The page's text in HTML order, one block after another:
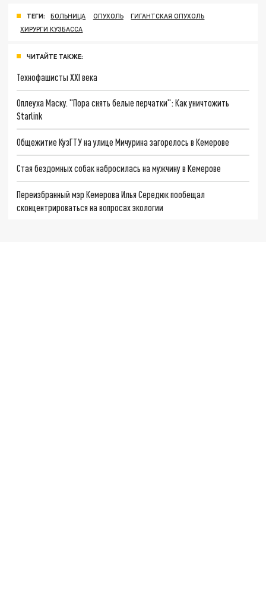
ТЕГИ: БОЛЬНИЦА ОПУХОЛЬ
ГИГАНТСКАЯ ОПУХОЛЬ
ХИРУРГИ КУЗБАССА
ЧИТАЙТЕ ТАКЖЕ:
Технофашисты XXI века
Оплеуха Маску. "Пора снять белые перчатки": Как уничтожить
Starlink
Общежитие КузГТУ на улице Мичурина загорелось в Кемерове
Стая бездомных собак набросилась на мужчину в Кемерове
Переизбранный мэр Кемерова Илья Середюк пообещал
сконцентрироваться на вопросах экологии